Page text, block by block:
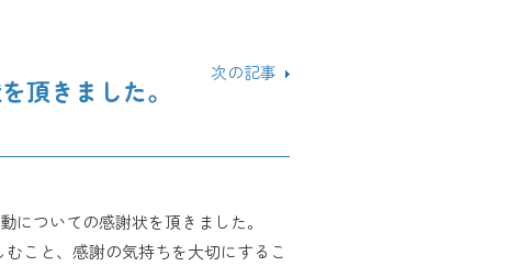
頂きました。
次の記事
ついての感謝状を頂きました。
こと、感謝の気持ちを大切にするこ